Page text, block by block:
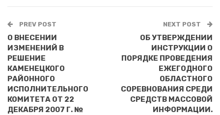
PREV POST
О ВНЕСЕНИИ
ИЗМЕНЕНИЙ В
РЕШЕНИЕ
КАМЕНЕЦКОГО
РАЙОННОГО
ИСПОЛНИТЕЛЬНОГО
КОМИТЕТА ОТ 22
ДЕКАБРЯ 2007 Г. №
NEXT POST
ОБ УТВЕРЖДЕНИИ
ИНСТРУКЦИИ О
ПОРЯДКЕ ПРОВЕДЕНИЯ
ЕЖЕГОДНОГО
ОБЛАСТНОГО
СОРЕВНОВАНИЯ СРЕДИ
СРЕДСТВ МАССОВОЙ
ИНФОРМАЦИИ.